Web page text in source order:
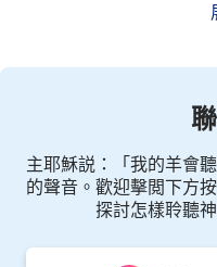
主耶穌説：「我的羊會
的聲音。歡迎擊閲下方
探討怎樣聆聽